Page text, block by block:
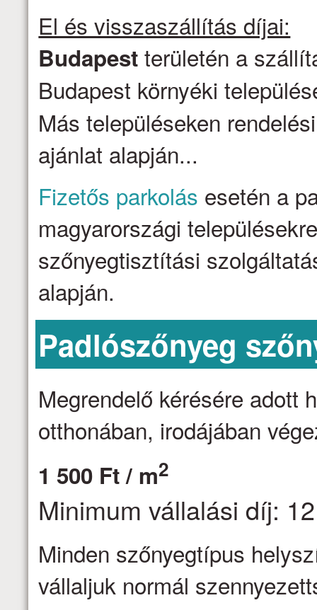
El és visszaszállítás díjai:
Budapest területén a
Budapest környéki
Más településeken
ajánlat alapján...
Fizetős parkolás esetén a
magyarországi
szőnyegtisztítási
alapján.
Padlószőnyeg
Megrendelő kérésére adott
otthonában, irodájában
1 500 Ft / m2
Minimum vállalási díj:
Minden szőnyegtípus
vállaljuk normál